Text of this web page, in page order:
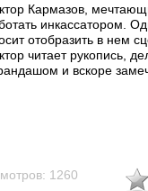
Кармазов,
инкассатором.
отобразить в нем
читает рукопись,
и вскоре
1260